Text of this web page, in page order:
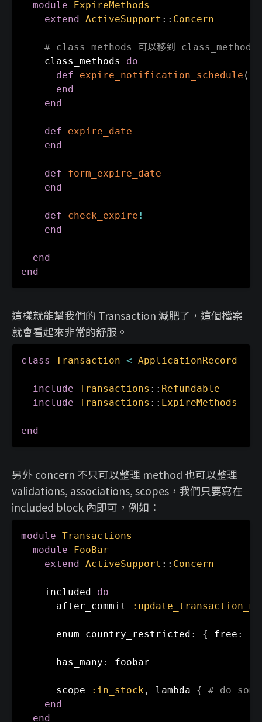
module
ExpireMethods
extend
ActiveSupport : : Concern
# class methods 可以移到
    class_methods
do
def
expire_notification_schedule (
end
end
def
expire_date
end
def
form_expire_date
end
def check_expire !
end
end
end
這樣就能幫我們的 Transaction 減肥了，這個檔案
就會看起來非常的舒服。
class Transaction < ApplicationRecord
include Transactions : : Refundable
include Transactions : : ExpireMethods
end
另外 concern 不只可以整理 method 也可以整理
validations, associations, scopes，我們只要寫在
included block 內即可，例如：
module Transactions
module
FooBar
extend
ActiveSupport : : Concern
    included
do
      after_commit
      enum country_restricted
: { free :
      has_many
: foobar
      scope
:in_stock , lambda {
# do
end
end